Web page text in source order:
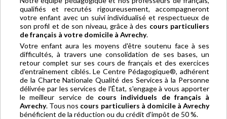
qualifiés et recrutés rigoureusement, accompagneront
votre enfant avec un suivi individualisé et respectueux de
son profil et de son niveau, grâce à des cours particuliers
de français à votre domicile à Avrechy.
Votre enfant aura les moyens d'être soutenu face à ses
difficultés, à travers une consolidation de ses bases, un
retour complet sur ses cours de français et des exercices
d'entraînement ciblés. Le Centre Pédagogique®, adhérent
de la Charte Nationale Qualité des Services à la Personne
délivrée par les services de l'État, s'engage à vous apporter
le meilleur service de cours individuels de français à
Avrechy. Tous nos cours particuliers à domicile à Avrechy
bénéficient de la réduction ou du crédit d'impôt de 50 %.